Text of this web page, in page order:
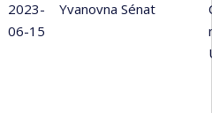
2023-
06-15
Yvanovna Sénat